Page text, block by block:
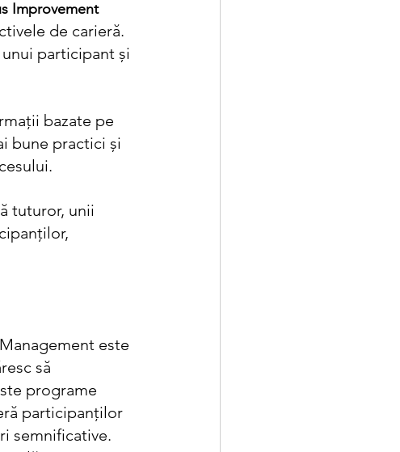
Improvement
de carieră.
participant și
bune practici și
tuturor, unii
este
să
programe
participanților
semnificative.